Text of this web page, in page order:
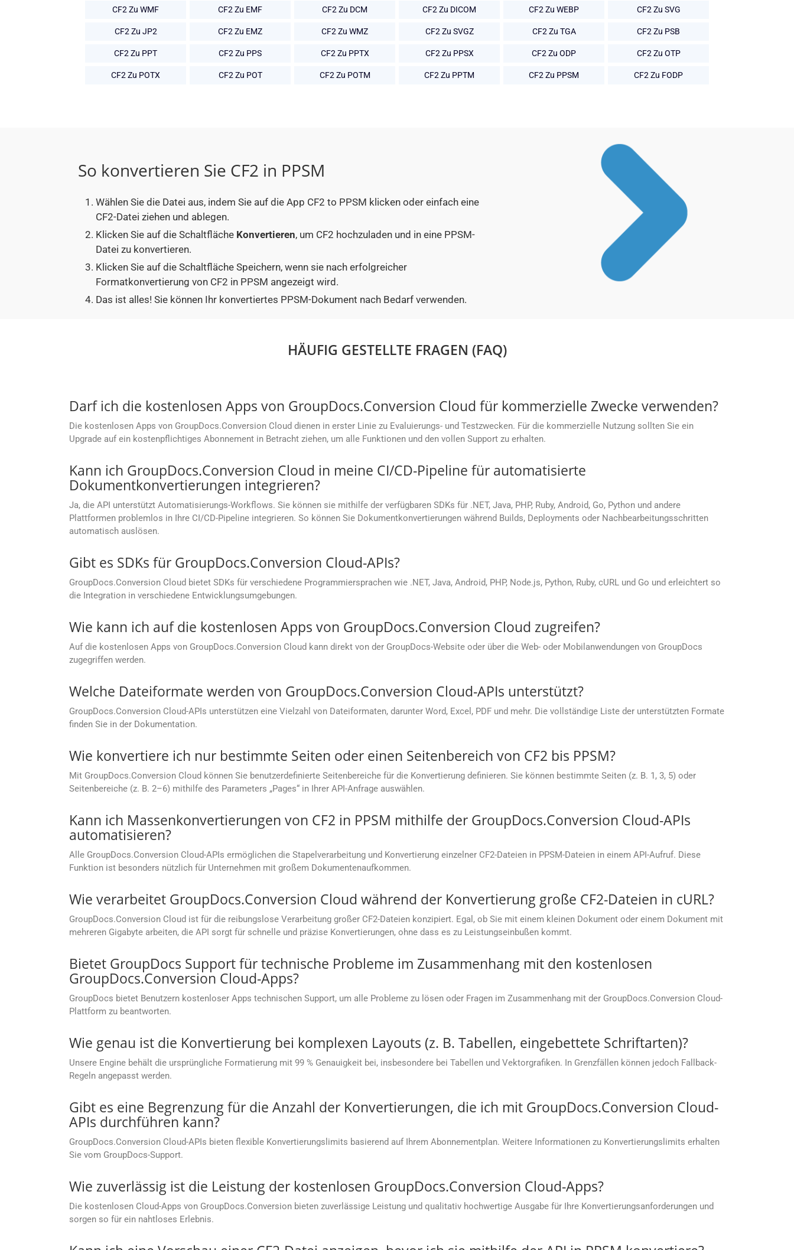
CF2 Zu WMF CF2 Zu EMF CF2 Zu DCM CF2 Zu DICOM CF2 Zu WEBP CF2 Zu SVG
CF2 Zu JP2 CF2 Zu EMZ CF2 Zu WMZ CF2 Zu SVGZ CF2 Zu TGA CF2 Zu PSB
CF2 Zu PPT CF2 Zu PPS CF2 Zu PPTX CF2 Zu PPSX CF2 Zu ODP CF2 Zu OTP
CF2 Zu POTX CF2 Zu POT CF2 Zu POTM CF2 Zu PPTM CF2 Zu PPSM CF2 Zu FODP
So konvertieren Sie CF2 in PPSM
Wählen Sie die Datei aus, indem Sie auf die App CF2 to PPSM klicken oder einfach eine
CF2-Datei ziehen und ablegen.
Klicken Sie auf die Schaltfläche Konvertieren, um CF2 hochzuladen und in eine PPSM-
Datei zu konvertieren.
Klicken Sie auf die Schaltfläche Speichern, wenn sie nach erfolgreicher
Formatkonvertierung von CF2 in PPSM angezeigt wird.
Das ist alles! Sie können Ihr konvertiertes PPSM-Dokument nach Bedarf verwenden.
HÄUFIG GESTELLTE FRAGEN (FAQ)
Darf ich die kostenlosen Apps von GroupDocs.Conversion Cloud für kommerzielle Zwecke verwenden?
Die kostenlosen Apps von GroupDocs.Conversion Cloud dienen in erster Linie zu Evaluierungs- und Testzwecken. Für die kommerzielle Nutzung sollten Sie ein
Upgrade auf ein kostenpflichtiges Abonnement in Betracht ziehen, um alle Funktionen und den vollen Support zu erhalten.
Kann ich GroupDocs.Conversion Cloud in meine CI/CD-Pipeline für automatisierte
Dokumentkonvertierungen integrieren?
Ja, die API unterstützt Automatisierungs-Workflows. Sie können sie mithilfe der verfügbaren SDKs für .NET, Java, PHP, Ruby, Android, Go, Python und andere
Plattformen problemlos in Ihre CI/CD-Pipeline integrieren. So können Sie Dokumentkonvertierungen während Builds, Deployments oder Nachbearbeitungsschritten
automatisch auslösen.
Gibt es SDKs für GroupDocs.Conversion Cloud-APIs?
GroupDocs.Conversion Cloud bietet SDKs für verschiedene Programmiersprachen wie .NET, Java, Android, PHP, Node.js, Python, Ruby, cURL und Go und erleichtert so
die Integration in verschiedene Entwicklungsumgebungen.
Wie kann ich auf die kostenlosen Apps von GroupDocs.Conversion Cloud zugreifen?
Auf die kostenlosen Apps von GroupDocs.Conversion Cloud kann direkt von der GroupDocs-Website oder über die Web- oder Mobilanwendungen von GroupDocs
zugegriffen werden.
Welche Dateiformate werden von GroupDocs.Conversion Cloud-APIs unterstützt?
GroupDocs.Conversion Cloud-APIs unterstützen eine Vielzahl von Dateiformaten, darunter Word, Excel, PDF und mehr. Die vollständige Liste der unterstützten Formate
finden Sie in der Dokumentation.
Wie konvertiere ich nur bestimmte Seiten oder einen Seitenbereich von CF2 bis PPSM?
Mit GroupDocs.Conversion Cloud können Sie benutzerdefinierte Seitenbereiche für die Konvertierung definieren. Sie können bestimmte Seiten (z. B. 1, 3, 5) oder
Seitenbereiche (z. B. 2–6) mithilfe des Parameters „Pages“ in Ihrer API-Anfrage auswählen.
Kann ich Massenkonvertierungen von CF2 in PPSM mithilfe der GroupDocs.Conversion Cloud-APIs
automatisieren?
Alle GroupDocs.Conversion Cloud-APIs ermöglichen die Stapelverarbeitung und Konvertierung einzelner CF2-Dateien in PPSM-Dateien in einem API-Aufruf. Diese
Funktion ist besonders nützlich für Unternehmen mit großem Dokumentenaufkommen.
Wie verarbeitet GroupDocs.Conversion Cloud während der Konvertierung große CF2-Dateien in cURL?
GroupDocs.Conversion Cloud ist für die reibungslose Verarbeitung großer CF2-Dateien konzipiert. Egal, ob Sie mit einem kleinen Dokument oder einem Dokument mit
mehreren Gigabyte arbeiten, die API sorgt für schnelle und präzise Konvertierungen, ohne dass es zu Leistungseinbußen kommt.
Bietet GroupDocs Support für technische Probleme im Zusammenhang mit den kostenlosen
GroupDocs.Conversion Cloud-Apps?
GroupDocs bietet Benutzern kostenloser Apps technischen Support, um alle Probleme zu lösen oder Fragen im Zusammenhang mit der GroupDocs.Conversion Cloud-
Plattform zu beantworten.
Wie genau ist die Konvertierung bei komplexen Layouts (z. B. Tabellen, eingebettete Schriftarten)?
Unsere Engine behält die ursprüngliche Formatierung mit 99 % Genauigkeit bei, insbesondere bei Tabellen und Vektorgrafiken. In Grenzfällen können jedoch Fallback-
Regeln angepasst werden.
Gibt es eine Begrenzung für die Anzahl der Konvertierungen, die ich mit GroupDocs.Conversion Cloud-
APIs durchführen kann?
GroupDocs.Conversion Cloud-APIs bieten flexible Konvertierungslimits basierend auf Ihrem Abonnementplan. Weitere Informationen zu Konvertierungslimits erhalten
Sie vom GroupDocs-Support.
Wie zuverlässig ist die Leistung der kostenlosen GroupDocs.Conversion Cloud-Apps?
Die kostenlosen Cloud-Apps von GroupDocs.Conversion bieten zuverlässige Leistung und qualitativ hochwertige Ausgabe für Ihre Konvertierungsanforderungen und
sorgen so für ein nahtloses Erlebnis.